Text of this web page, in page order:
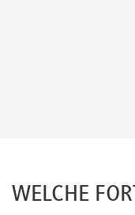
WELCHE